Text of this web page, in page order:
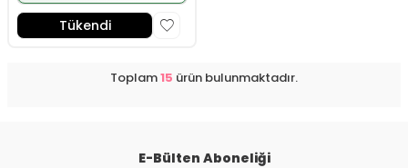
Tükendi
Toplam15 ürün bulunmaktadır.
E-Bülten Aboneliği